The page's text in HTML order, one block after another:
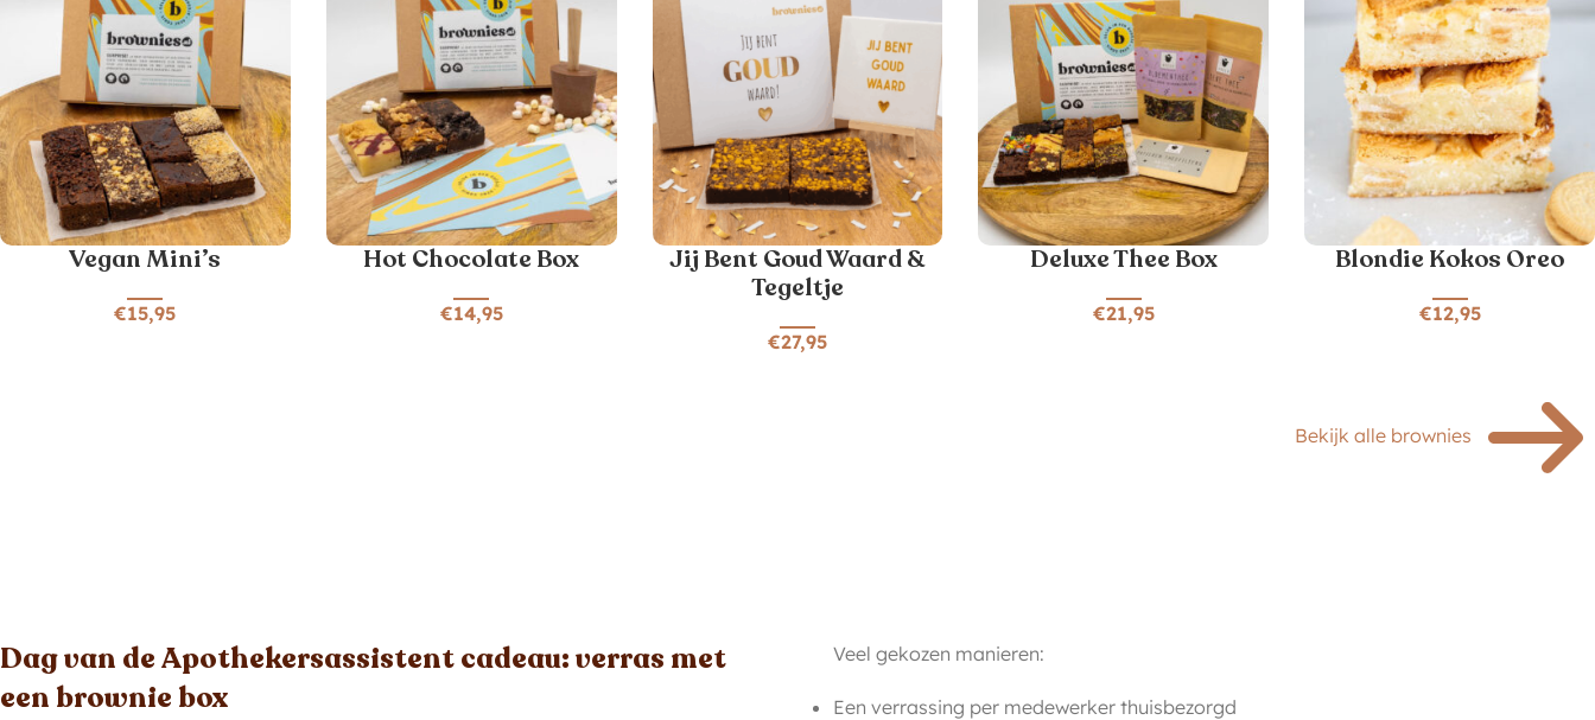
Vegan Mini’s
€15,95
Hot Chocolate Box
€14,95
Jij Bent Goud Waard &
Tegeltje
€27,95
Deluxe Thee Box
€21,95
Blondie Kokos Oreo
€12,95
Bekijk alle brownies
Dag van de Apothekersassistent cadeau: verras met
een brownie box
Veel gekozen manieren:
Een verrassing per medewerker thuisbezorgd